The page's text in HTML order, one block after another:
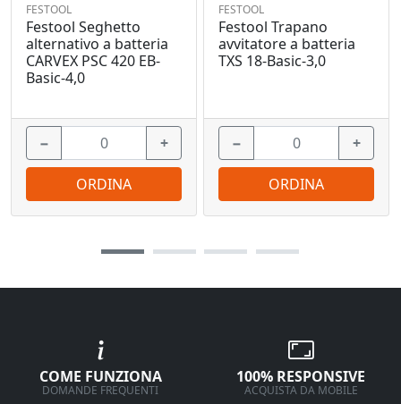
FESTOOL
Festool Seghetto
alternativo a batteria
CARVEX PSC 420 EB-
Basic-4,0
− +
ORDINA
FESTOOL
Festool Trapano
avvitatore a batteria
TXS 18-Basic-3,0
− +
ORDINA
COME FUNZIONA
DOMANDE FREQUENTI
100% RESPONSIVE
ACQUISTA DA MOBILE